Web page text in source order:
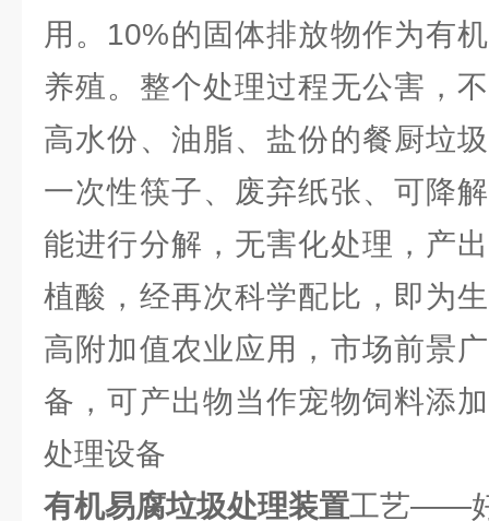
用。10%的固体排放物作为有
养殖。整个处理过程无公害，
高水份、油脂、盐份的餐厨垃
一次性筷子、废弃纸张、可降
能进行分解，无害化处理，产
植酸，经再次科学配比，即为
高附加值农业应用，市场前景
备，可产出物当作宠物饲料添
处理设备
有机易腐垃圾处理装置工艺——